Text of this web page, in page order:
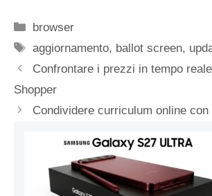
Categorie
browser
Tag
aggiornamento, ballot screen,
Confrontare i prezzi in tempo
Shopper
Condividere curriculum online con